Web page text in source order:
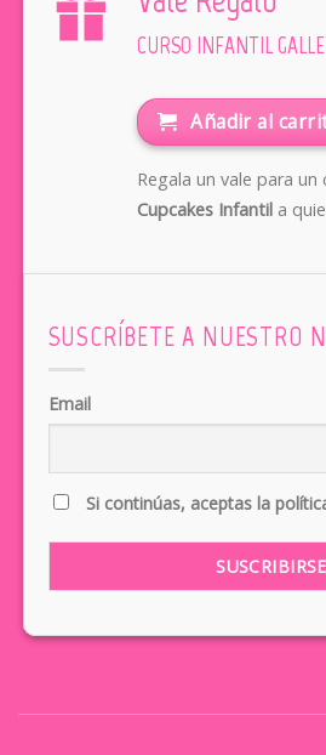
CURSO INFANTIL
Añadir al
Regala un vale para un
Cupcakes Infantila
SUSCRÍBETE A NUESTRO
Email
Si continúas, aceptas la